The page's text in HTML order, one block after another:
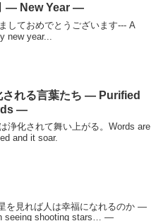
— New Year —
しておめでとうございます--- A
new year...
される言葉たち — Purified
—
浄化されて舞い上がる。Words are
and it soar.
を見れば人は幸福になれるのか —
seeing shooting stars… —